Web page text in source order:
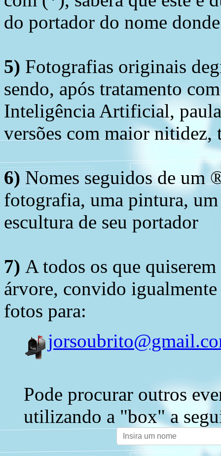
do portador do nome
5) Fotografias originais
sendo, após tratamento
Inteligência Artificial,
versões com maior nitidez,
6) Nomes seguidos de um
fotografia, uma pintura,
escultura de seu portador
7) A todos os que
árvore, convido
fotos para:
Pode procurar outros
utilizando a "box" a